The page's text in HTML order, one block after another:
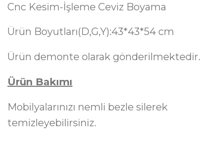
Cnc Kesim-İşleme Ceviz Boyama
Ürün Boyutları(D,G,Y):43*43*54 cm
Ürün demonte olarak gönderilmektedir.
Ürün Bakımı
Mobilyalarınızı nemli bezle silerek
temizleyebilirsiniz.